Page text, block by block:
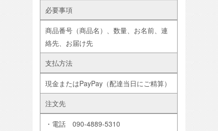
必要事項
商品番号（商品名）、数量、お名前、連
絡先、お届け先
支払方法
現金またはPayPay（配達当日にご精算）
注文先
・電話 090-4889-5310